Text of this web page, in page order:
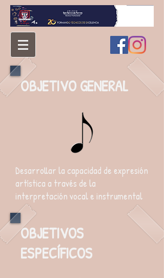
OBJETIVO GENERAL
Desarrollar la capacidad de expresión
artística a través de la
interpretación vocal e instrumental
OBJETIVOS
ESPECÍFICOS